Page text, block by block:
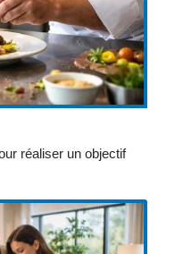
réaliser un objectif